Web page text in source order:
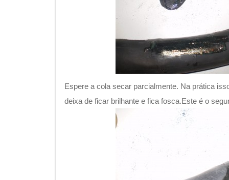
Espere a cola secar parcialmente. Na prática
deixa de ficar brilhante e fica fosca.Este é o